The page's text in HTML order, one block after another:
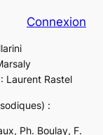
Connexion
Laurent Rastel
:
Ph. Boulay, F.